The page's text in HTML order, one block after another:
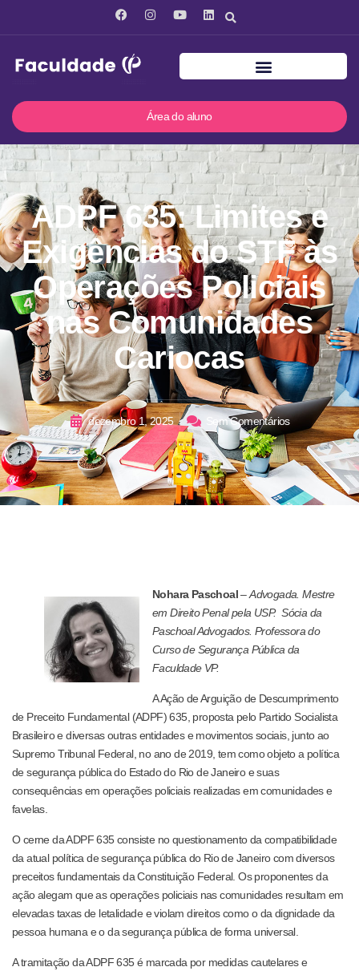
Área do aluno
ADPF 635: Limites e
Exigências do STF às
Operações Policiais
nas Comunidades
Cariocas
dezembro 1, 2025 Sem Comentários
Nohara Paschoal–Advogada. Mestre
em Direito Penal pela USP. Sócia da
Paschoal Advogados. Professora do
Curso de Segurança Pública da
Faculdade VP.
A Ação de Arguição de Descumprimento
de Preceito Fundamental (ADPF) 635, proposta pelo Partido Socialista
Brasileiro e diversas outras entidades e movimentos sociais, junto ao
Supremo Tribunal Federal, no ano de 2019, tem como objeto a política
de segurança pública do Estado do Rio de Janeiro e suas
consequências em operações policiais realizadas em comunidades e
favelas.
O cerne da ADPF 635 consiste no questionamento da compatibilidade
da atual política de segurança pública do Rio de Janeiro com diversos
preceitos fundamentais da Constituição Federal. Os proponentes da
ação alegam que as operações policiais nas comunidades resultam em
elevadas taxas de letalidade e violam direitos como o da dignidade da
pessoa humana e o da segurança pública de forma universal.
A tramitação da ADPF 635 é marcada por medidas cautelares e